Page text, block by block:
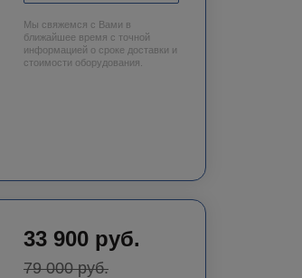
Мы свяжемся с Вами в
ближайшее время с точной
информацией о сроке доставки и
стоимости оборудования.
33 900 руб.
79 000руб.